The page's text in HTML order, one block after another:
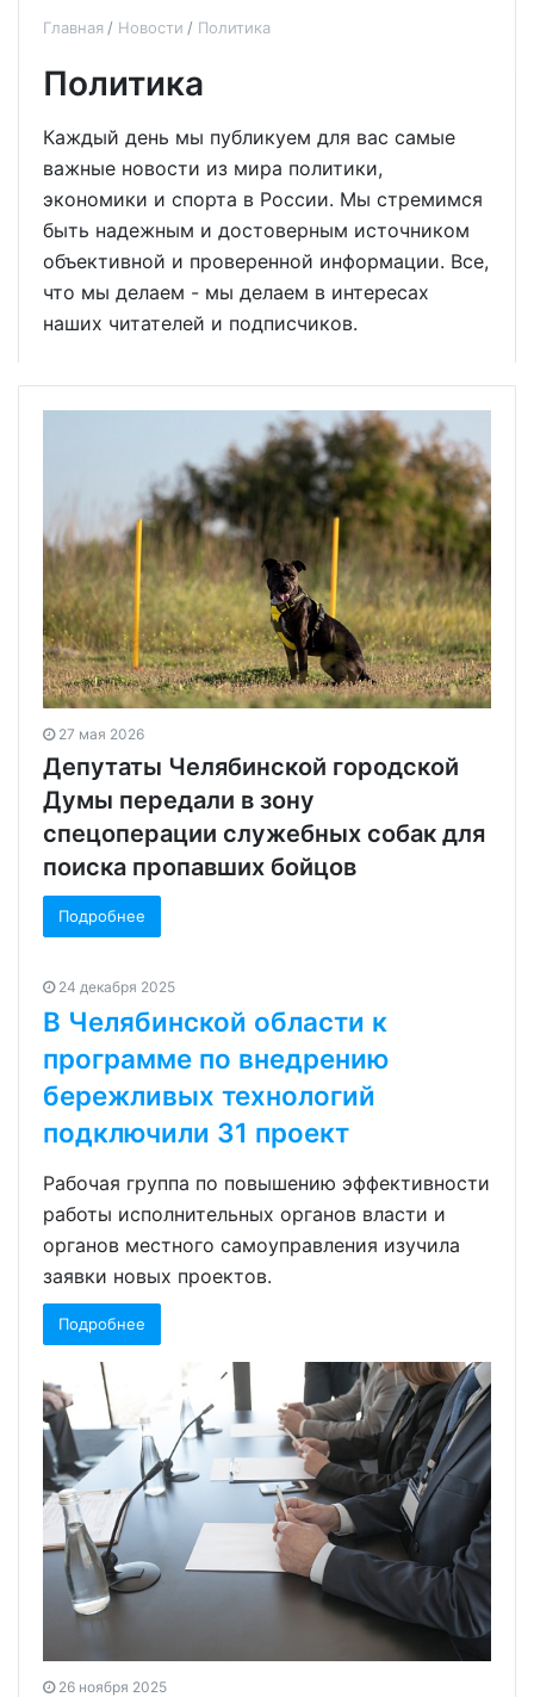
Главная Новости Политика
Политика
Каждый день мы публикуем для вас самые
важные новости из мира политики,
экономики и спорта в России. Мы стремимся
быть надежным и достоверным источником
объективной и проверенной информации. Все,
что мы делаем - мы делаем в интересах
наших читателей и подписчиков.
27 мая 2026
Депутаты Челябинской городской
Думы передали в зону
спецоперации служебных собак для
поиска пропавших бойцов
Подробнее
24 декабря 2025
В Челябинской области к
программе по внедрению
бережливых технологий
подключили 31 проект
Рабочая группа по повышению эффективности
работы исполнительных органов власти и
органов местного самоуправления изучила
заявки новых проектов.
Подробнее
26 ноября 2025